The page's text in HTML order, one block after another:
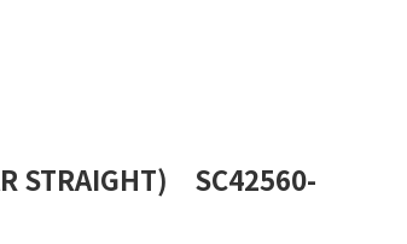
STRAIGHT) SC42560-